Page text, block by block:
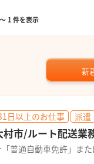
～ 1件を表示
新
日以上のお仕事 派遣
村市/ルート配送
普通自動車免許」ま